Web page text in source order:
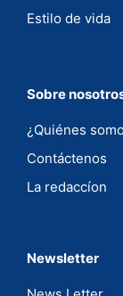
Estilo de vida
Sobre
¿Quiénes
Contáctenos
La redaccíon
Newsletter